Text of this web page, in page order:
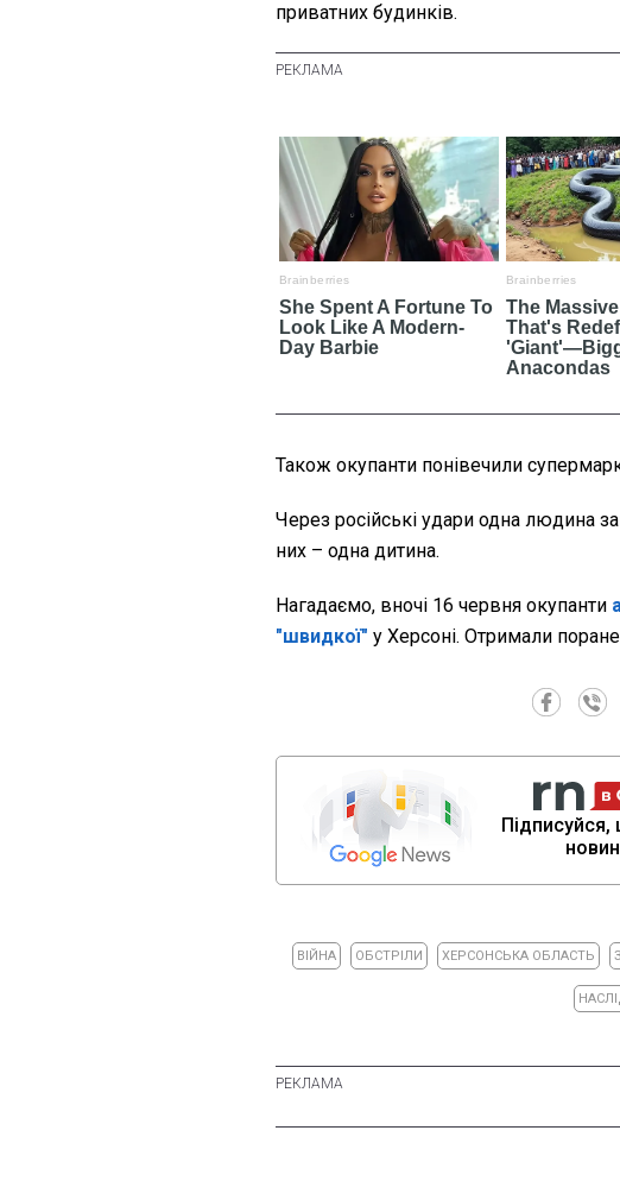
приватних будинків.
Також окупанти понівечили
Через російські удари одна людина
них – одна дитина.
Нагадаємо, вночі 16 червня окупанти
"швидкої" у Херсоні. Отримали
Підписуйся,
ВІЙНА ОБСТРІЛИ ХЕРСОНСЬКА ОБЛАСТЬ